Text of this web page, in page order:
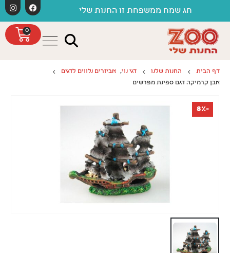
שמח ממשפחת זו החנות שלי משלוחים
0
דף הבית החנות שלנו דגי נוי,
אביזרים נלווים לדגים
אבן קרמיקה דגם ספינת מפרשים
-8%